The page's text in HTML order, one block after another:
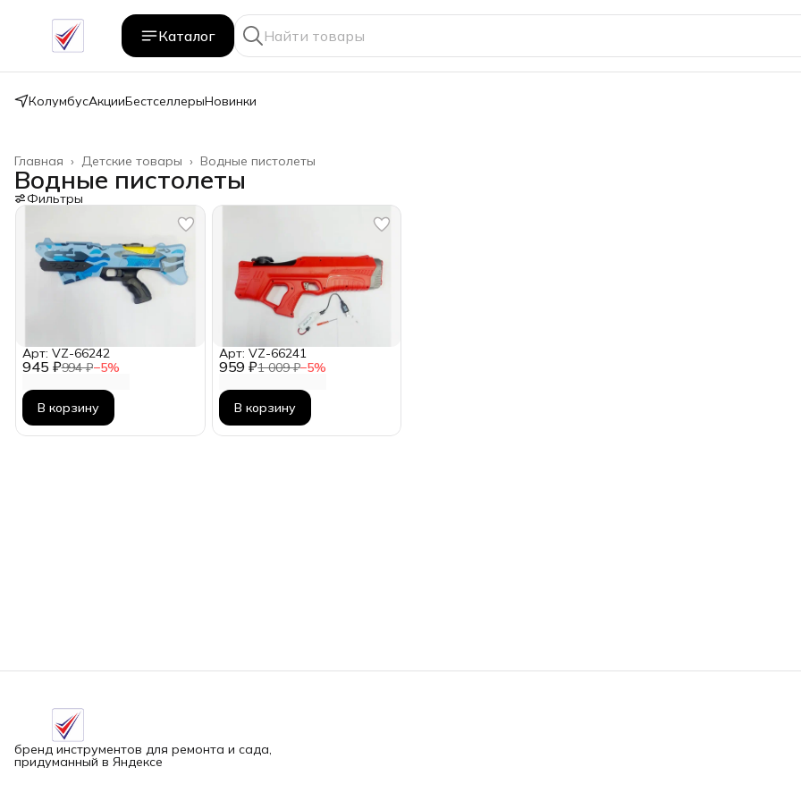
Каталог
КолумбусАкцииБестселлерыНовинки
Водные пистолеты
Детские товары ›
Главная ›
Водные пистолеты
Фильтры
945 ₽994 ₽−5%
Арт: VZ-66242
В корзину
959 ₽1 009 ₽−5%
Арт: VZ-66241
В корзину
бренд инструментов для ремонта и сада,
придуманный в Яндексе